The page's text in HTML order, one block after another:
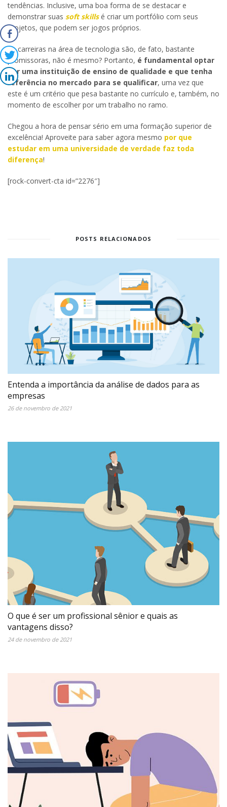
tendências. Inclusive, uma boa forma de se destacar e
demonstrar suas soft skillsé criar um portfólio com seus
projetos, que podem ser jogos próprios.
As carreiras na área de tecnologia são, de fato, bastante
promissoras, não é mesmo? Portanto, é fundamental optar
por uma instituição de ensino de qualidade e que tenha
referência no mercado para se qualificar, uma vez que
este é um critério que pesa bastante no currículo e, também, no
momento de escolher por um trabalho no ramo.
Chegou a hora de pensar sério em uma formação superior de
excelência! Aproveite para saber agora mesmo por que
estudar em uma universidade de verdade faz toda
diferença!
[rock-convert-cta id=”2276″]
POSTS RELACIONADOS
Entenda a importância da análise de dados para as
empresas
26 de novembro de 2021
O que é ser um profissional sênior e quais as
vantagens disso?
24 de novembro de 2021